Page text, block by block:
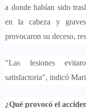
a donde habían sido
en la cabeza y
provocaron su deceso,
"Las lesiones
satisfactoria", indicó
¿Qué provocó el